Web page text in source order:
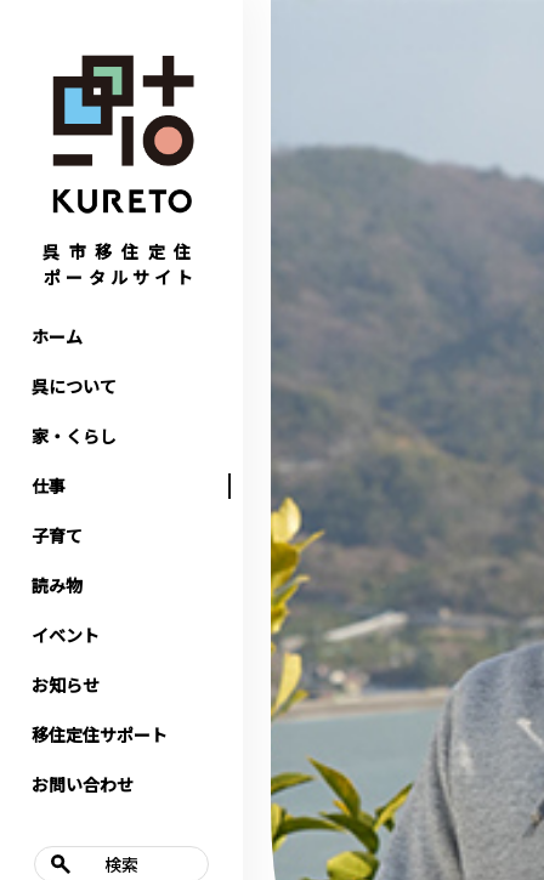
呉市移住定住
ポータルサイト
ホーム
呉について
家・くらし
仕事
子育て
読み物
イベント
お知らせ
移住定住サポート
お問い合わせ
検索